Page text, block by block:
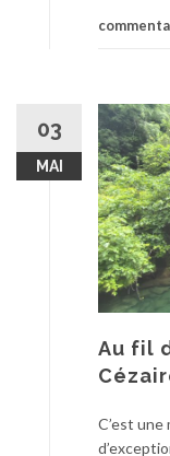
03
MAI
Au fil
C’est une